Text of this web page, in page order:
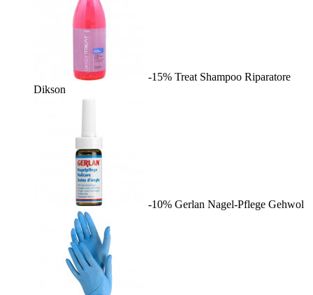
-15% Treat Shampoo Riparatore
Dikson
-10% Gerlan Nagel-Pflege Gehwol